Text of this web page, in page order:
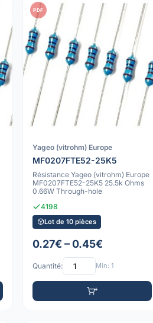
PDF
Yageo (vitrohm) Europe
MF0207FTE52-25K5
Résistance Yageo (vitrohm) Europe
MF0207FTE52-25K5 25.5k Ohms
0.66W Through-hole
4198
Lot de 10 pièces
0.27€ – 0.45€
Quantité: Min: 1